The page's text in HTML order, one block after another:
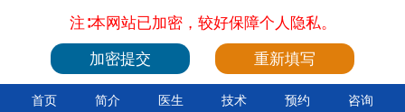
注∶本网站已加密，较好保障个人隐私。
首页 简介 医生 技术 预约 咨询